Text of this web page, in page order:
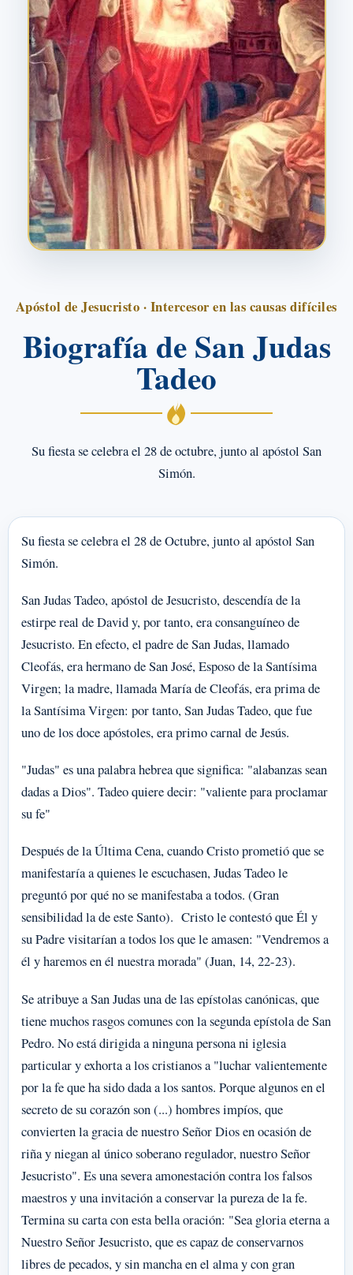
Apóstol de Jesucristo · Intercesor en las causas difíciles
Biografía de San Judas
Tadeo
Su fiesta se celebra el 28 de octubre, junto al apóstol San
Simón.
Su fiesta se celebra el 28 de Octubre, junto al apóstol San
Simón.
San Judas Tadeo, apóstol de Jesucristo, descendía de la
estirpe real de David y, por tanto, era consanguíneo de
Jesucristo. En efecto, el padre de San Judas, llamado
Cleofás, era hermano de San José, Esposo de la Santísima
Virgen; la madre, llamada María de Cleofás, era prima de
la Santísima Virgen: por tanto, San Judas Tadeo, que fue
uno de los doce apóstoles, era primo carnal de Jesús.
"Judas" es una palabra hebrea que significa: "alabanzas sean
dadas a Dios". Tadeo quiere decir: "valiente para proclamar
su fe"
Después de la Última Cena, cuando Cristo prometió que se
manifestaría a quienes le escuchasen, Judas Tadeo le
preguntó por qué no se manifestaba a todos. (Gran
sensibilidad la de este Santo). Cristo le contestó que Él y
su Padre visitarían a todos los que le amasen: "Vendremos a
él y haremos en él nuestra morada" (Juan, 14, 22-23).
Se atribuye a San Judas una de las epístolas canónicas, que
tiene muchos rasgos comunes con la segunda epístola de San
Pedro. No está dirigida a ninguna persona ni iglesia
particular y exhorta a los cristianos a "luchar valientemente
por la fe que ha sido dada a los santos. Porque algunos en el
secreto de su corazón son (...) hombres impíos, que
convierten la gracia de nuestro Señor Dios en ocasión de
riña y niegan al único soberano regulador, nuestro Señor
Jesucristo". Es una severa amonestación contra los falsos
maestros y una invitación a conservar la pureza de la fe.
Termina su carta con esta bella oración: "Sea gloria eterna a
Nuestro Señor Jesucristo, que es capaz de conservarnos
libres de pecados, y sin mancha en el alma y con gran